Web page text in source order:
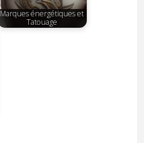
Marques énergétiques et
Tatouage